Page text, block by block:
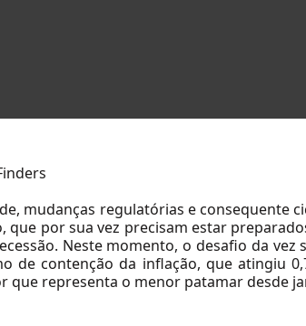
mudanças regulatórias e consequente
por sua vez precisam estar
Neste momento, o desafio da vez
de contenção da inflação, que atingiu
que representa o menor patamar desde